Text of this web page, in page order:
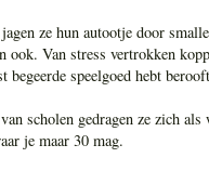
ze hun autootje door
ook. Van stress vertrokken
begeerde speelgoed hebt
scholen gedragen ze zich
je maar 30 mag.